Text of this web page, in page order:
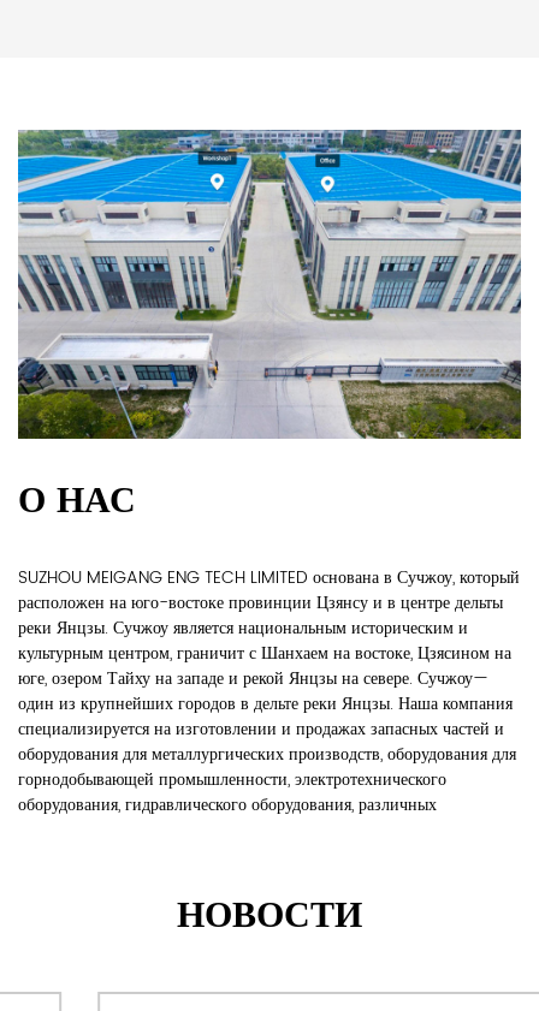
О НАС
SUZHOU MEIGANG ENG TECH LIMITED основана в Сучжоу, который
расположен на юго-востоке провинции Цзянсу и в центре дельты
реки Янцзы. Сучжоу является национальным историческим и
культурным центром, граничит с Шанхаем на востоке, Цзясином на
юге, озером Тайху на западе и рекой Янцзы на севере. Сучжоу—
один из крупнейших городов в дельте реки Янцзы. Наша компания
специализируется на изготовлении и продажах запасных частей и
оборудования для металлургических производств, оборудования для
горнодобывающей промышленности, электротехнического
оборудования, гидравлического оборудования, различных
включая высококвалифицированных инженеров, конструкторов,
технологов, специалистов по качеству и менеджеров.
НОВОСТИ